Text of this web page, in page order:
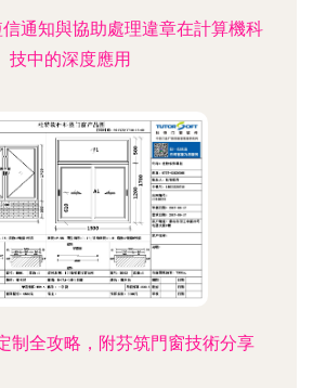
通知與協助處理違章在計算機科
技中的深度應用
制全攻略，附芬筑門窗技術分享